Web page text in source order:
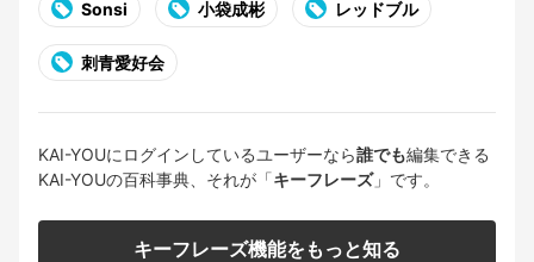
Sonsi 小袋成彬 レッドブル
刺青愛好会
KAI-YOUにログインしているユーザーなら誰でも編集できる
KAI-YOUの百科事典、それが「キーフレーズ」です。
キーフレーズ機能をもっと知る